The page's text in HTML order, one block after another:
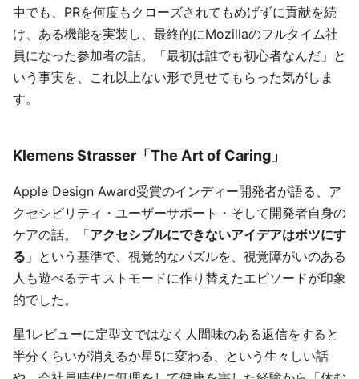
中でも、PRを何度もクローズされてもめげずに貢献を続
け、ある機能を実装し、最終的にMozillaのフルタイム社
員になった参加者の話。「最初は誰でも初心者なんだ」と
いう事実を、これ以上ない形で見せてもらった気がしま
す。
Klemens Strasser「The Art of Caring」
Apple Design Award受賞のインディー開発者が語る、ア
クセシビリティ・ユーザーサポート・そして開発者自身の
ケアの話。「アクセシブルにできないアイデアはボツにす
る 」という基準で、視覚的なパズルを、視覚障がいのある
人も遊べるテキストモードに作り替えたエピソードが印象
的でした。
星1レビューに定型文ではなく人間味のある返信をすると
半分くらいが消えるか星5に変わる、という生々しい話